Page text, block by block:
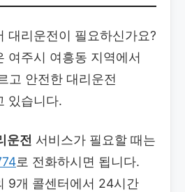
대리운전이 필요하신가요?
여주시 여흥동 지역에서
고 안전한 대리운전
있습니다.
운전 서비스가 필요할 때는
로 전화하시면 됩니다.
9개 콜센터에서 24시간